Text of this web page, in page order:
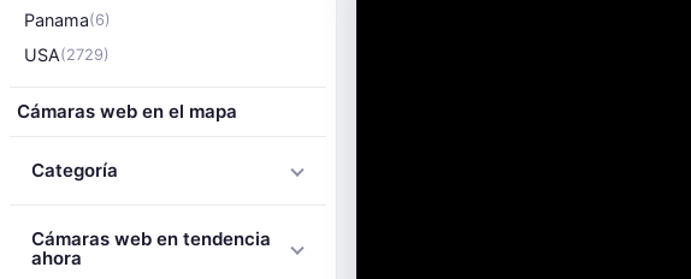
Panama(6)
USA(2729)
Cámaras web en el mapa
Categoría
Cámaras web en tendencia
ahora